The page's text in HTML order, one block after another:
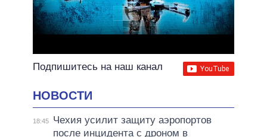
Подпишитесь на наш канал
НОВОСТИ
18:45
Чехия усилит защиту аэропортов
после инцидента с дроном в